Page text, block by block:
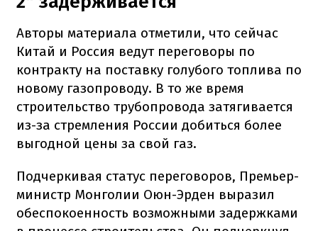
Авторы материала отметили, что сейчас
Китай и Россия ведут переговоры по
контракту на поставку голубого топлива по
новому газопроводу. В то же время
строительство трубопровода затягивается
из-за стремления России добиться более
выгодной цены за свой газ.
Подчеркивая статус переговоров, Премьер-
министр Монголии Оюн-Эрден выразил
обеспокоенность возможными задержками